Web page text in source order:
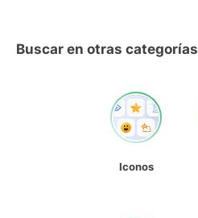
Buscar en otras categorías
Iconos